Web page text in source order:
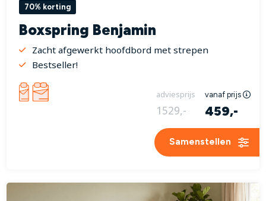
70% korting
Boxspring Benjamin
Zacht afgewerkt hoofdbord met strepen
Bestseller!
adviesprijs vanaf prijs
1529,- 459,-
Samenstellen